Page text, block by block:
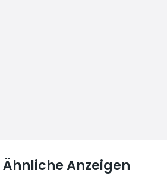
Ähnliche Anzeigen